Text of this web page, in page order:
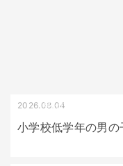
受け口（しゃくれて
2026.08.04
小学校低学年の男の